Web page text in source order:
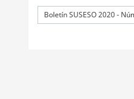
Boletín SUSESO 2020 -